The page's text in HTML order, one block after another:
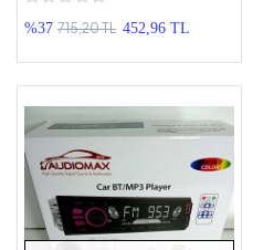
%37 715,20 TL 452,96 TL